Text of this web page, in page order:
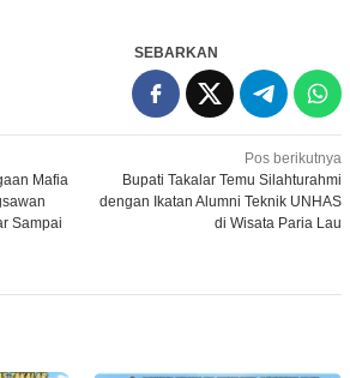
SEBARKAN
Mafia
Sampai
Pos berikutnya
Bupati Takalar Temu Silahturahmi
dengan Ikatan Alumni Teknik UNHAS
di Wisata Paria Lau